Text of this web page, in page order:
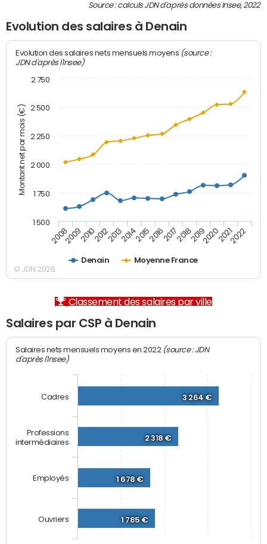
Source : calculs JDN d'après données Insee, 2022
Evolution des salaires à Denain
Montant net par mois (€)
Evolution des salaires nets mensuels moyens (source :
JDN d'après l'Insee)
Denain Moyenne France
20082009201020122013201420152016201720182019202020212022
1 500
1 750
2 000
2 250
2 500
2 750
© JDN 2026
Classement des salaires par ville
Salaires par CSP à Denain
Salaires nets mensuels moyens en 2022 (source : JDN
d'après l'Insee)
3 264 €
2 318 €
1 678 €
1 785 €
Cadres
Professions
intermédiaires
Employés
Ouvriers